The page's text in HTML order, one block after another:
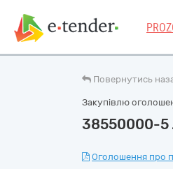
Повернутись
Закупівлю
38550000-5
Оголошення про